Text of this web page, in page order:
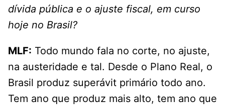
dívida pública e o ajuste fiscal, em curso
hoje no Brasil?
MLF: Todo mundo fala no corte, no ajuste,
na austeridade e tal. Desde o Plano Real, o
Brasil produz superávit primário todo ano.
Tem ano que produz mais alto, tem ano que